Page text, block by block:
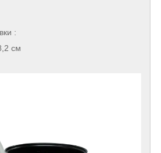
:
см